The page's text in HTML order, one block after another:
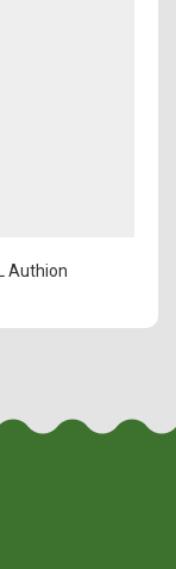
Authion